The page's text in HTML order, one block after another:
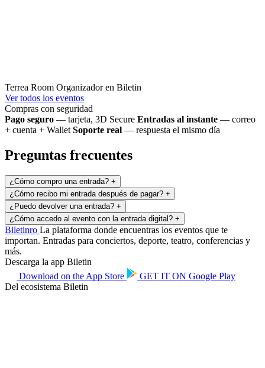
Terrea Room Organizador en Biletin
Ver todos los eventos
Compras con seguridad
Pago seguro — tarjeta, 3D Secure Entradas al instante — correo
+ cuenta + Wallet Soporte real — respuesta el mismo día
Preguntas frecuentes
¿Cómo compro una entrada? +
¿Cómo recibo mi entrada después de pagar? +
¿Puedo devolver una entrada? +
¿Cómo accedo al evento con la entrada digital? +
Biletinro La plataforma donde encuentras los eventos que te
importan. Entradas para conciertos, deporte, teatro, conferencias y
más.
Descarga la app Biletin
Download on the App Store GET IT ON Google Play
Del ecosistema Biletin